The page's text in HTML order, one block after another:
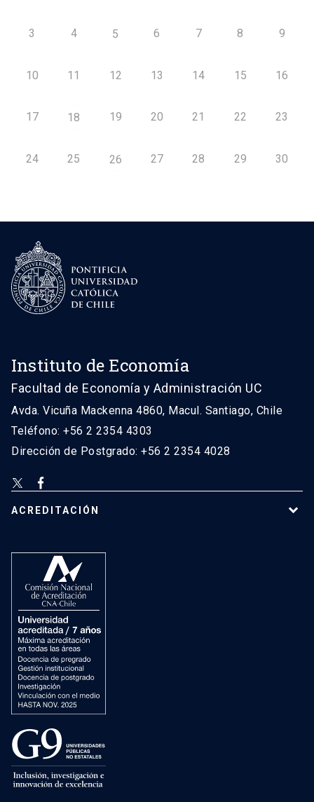
3 4 5 6 7 8 9
10 11 12 13 14 15 16
17 18 19 20 21 22 23
24 25 26 27 28 29 30
Instituto de Economía
Facultad de Economía y Administración UC
Avda. Vicuña Mackenna 4860, Macul. Santiago, Chile
Teléfono: +56 2 2354 4303
Dirección de Postgrado: +56 2 2354 4028
ACREDITACIÓN